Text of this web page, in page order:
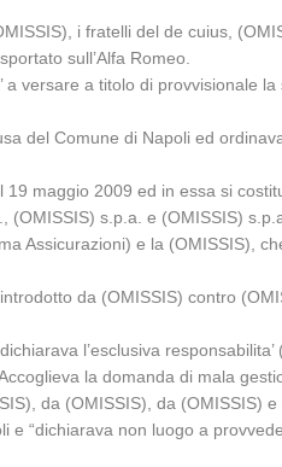
i fratelli del de cuius,
sull’Alfa Romeo.
versare a titolo di provvisionale
del Comune di Napoli ed
maggio 2009 ed in essa si
s.p.a. e (OMISSIS)
Assicurazioni) e la (OMISSIS),
da (OMISSIS) contro
l’esclusiva
la domanda di mala
da (OMISSIS), da (OMISSIS)
“dichiarava non luogo a